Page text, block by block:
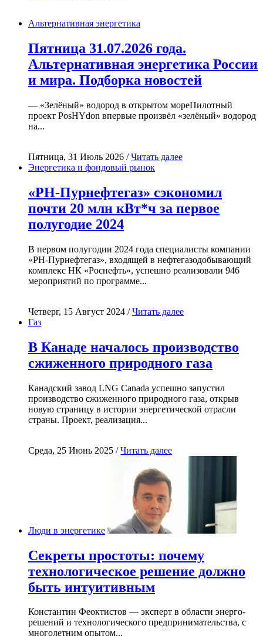
Альтернативная энергетика
Пятница 31.07.2026 года.
Альтернативная энергетика России
и мира. Подборка новостей
— «Зелёный» водород в открытом мореПилотный
проект PosHYdon впервые произвёл «зелёный» водород
на...
Пятница, 31 Июль 2026 /Читать далее
Энергетика и фондовый рынок
«РН-Пурнефтегаз» сэкономил
почти 20 млн кВт*ч за первое
полугодие 2024
В первом полугодии 2024 года специалисты компании
«РН-Пурнефтегаз», входящей в нефтегазодобывающий
комплекс НК «Роснефть», успешно реализовали 946
мероприятий по программе...
Четверг, 15 Август 2024 /Читать далее
Газ
В Канаде началось производство
сжиженного природного газа
Канадский завод LNG Canada успешно запустил
производство сжиженного природного газа, открыв
новую страницу в истории энергетической отрасли
страны. Проект, реализация...
Среда, 25 Июнь 2025 /Читать далее
Люди в энергетике
Секреты простоты: почему
технологическое решение должно
быть интуитивным
Константин Феоктистов — эксперт в области энерго-
решений и технологического предпринимательства, с
многолетним опытом...